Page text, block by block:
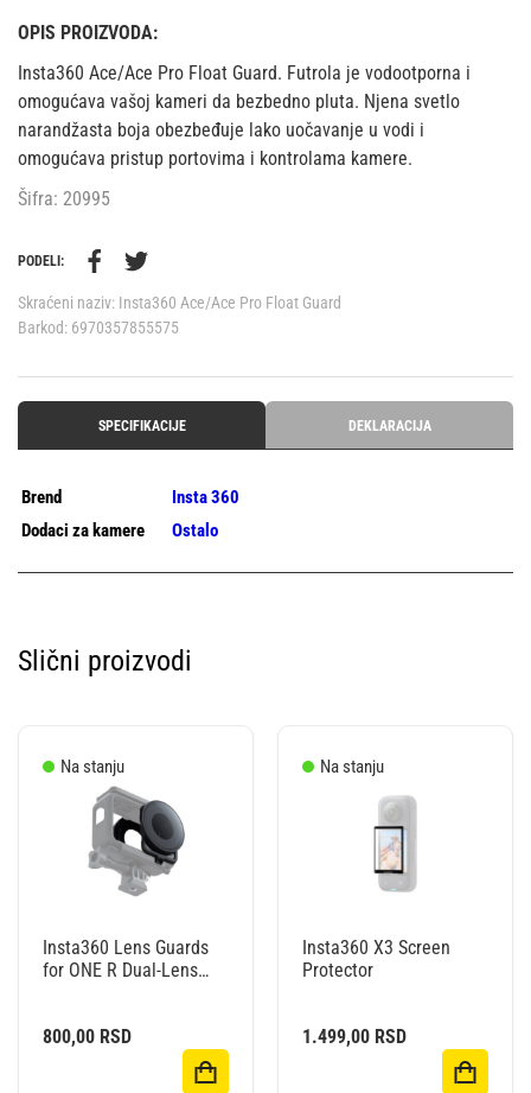
OPIS PROIZVODA:
Insta360 Ace/Ace Pro Float Guard. Futrola je vodootporna i
omogućava vašoj kameri da bezbedno pluta. Njena svetlo
narandžasta boja obezbeđuje lako uočavanje u vodi i
omogućava pristup portovima i kontrolama kamere.
Šifra: 20995
PODELI:
Skraćeni naziv: Insta360 Ace/Ace Pro Float Guard
Barkod: 6970357855575
SPECIFIKACIJE DEKLARACIJA
Brend
Insta 360
Dodaci za kamere
Ostalo
Slični proizvodi
Na stanju
Insta360 Lens Guards
for ONE R Dual-Lens
800,00 RSD
Na stanju
Insta360 X3 Screen
Protector
1.499,00 RSD